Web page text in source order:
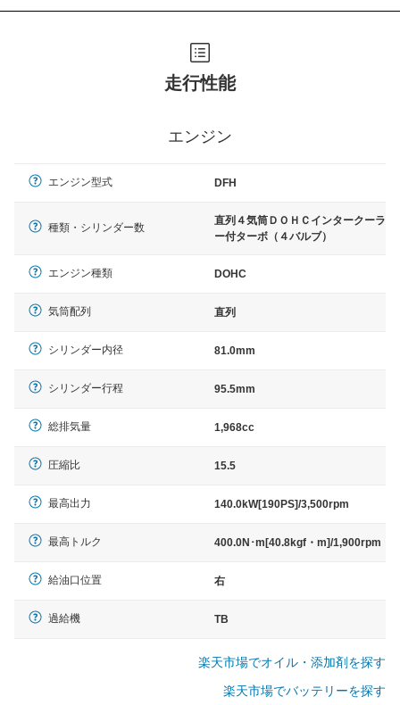
走行性能
エンジン
エンジン型式 DFH
種類・シリンダー数
直列４気筒ＤＯＨＣインタークーラ
ー付ターボ（４バルブ）
エンジン種類 DOHC
気筒配列 直列
シリンダー内径 81.0mm
シリンダー行程 95.5mm
総排気量 1,968cc
圧縮比 15.5
最高出力 140.0kW[190PS]/3,500rpm
最高トルク 400.0N･m[40.8kgf・m]/1,900rpm
給油口位置 右
過給機 TB
楽天市場でオイル・添加剤を探す
楽天市場でバッテリーを探す